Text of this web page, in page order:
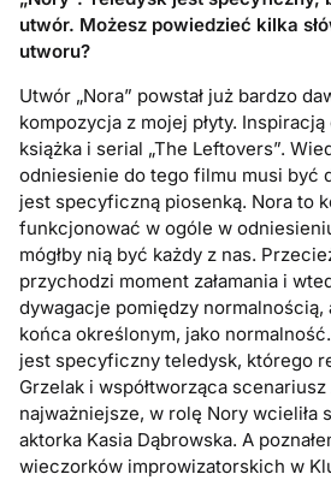
utwór. Możesz powiedzieć kilka
utworu?
Utwór „Nora” powstał już bardzo
kompozycja z mojej płyty. Inspiracją
książka i serial „The Leftovers”.
odniesienie do tego filmu musi być
jest specyficzną piosenką. Nora to
funkcjonować w ogóle w
mógłby nią być każdy z nas.
przychodzi moment załamania i
dywagacje pomiędzy normalnością,
końca określonym, jako
jest specyficzny teledysk, którego
Grzelak i współtworząca
najważniejsze, w rolę Nory wcieliła
aktorka Kasia Dąbrowska. A
wieczorków improwizatorskich w